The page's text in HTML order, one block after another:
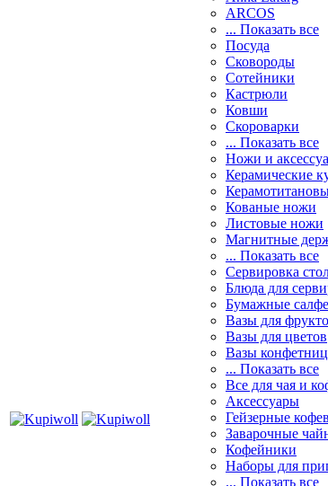
ARCOS
... Показать все
Посуда
Сковороды
Сотейники
Кастрюли
Ковши
Скороварки
... Показать все
Ножи и
Керамические
Кованые ножи
Листовые ножи
Магнитные
... Показать все
Сервировка
Блюда для
Бумажные
Вазы для
Вазы для цветов
Вазы
... Показать все
Все для чая и
Аксессуары
Гейзерные
Заварочные
Кофейники
Наборы для
... Показать все